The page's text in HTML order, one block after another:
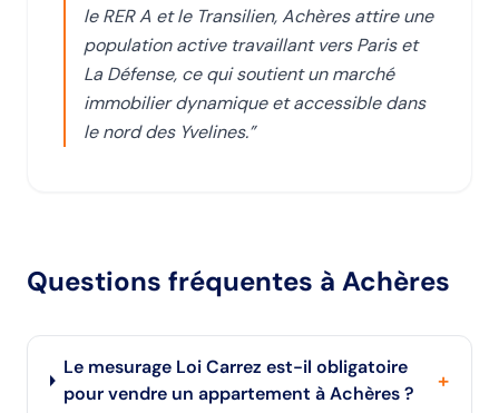
le RER A et le Transilien, Achères attire une
population active travaillant vers Paris et
La Défense, ce qui soutient un marché
immobilier dynamique et accessible dans
le nord des Yvelines.”
Questions fréquentes à Achères
Le mesurage Loi Carrez est-il obligatoire
pour vendre un appartement à Achères ?
+